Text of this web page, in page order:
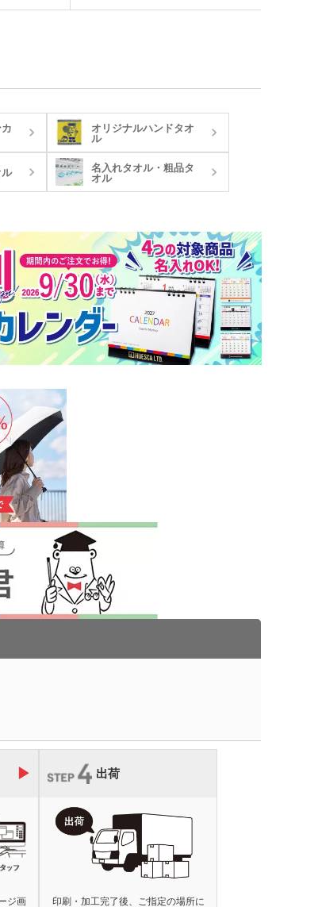
残ります。レトロな雰囲気がむしろ新し
プ!
オリジナルハンドタオ
ル
名入れタオル・粗品タ
オル
ジ画
出荷
印刷・加工完了後、ご指定の場所に
リジナル印
ぽ